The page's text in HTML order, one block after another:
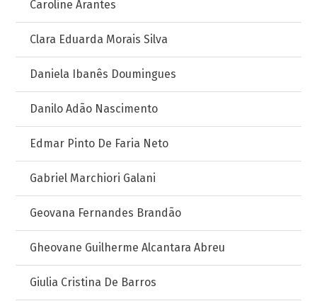
Caroline Arantes
Clara Eduarda Morais Silva
Daniela Ibanês Doumingues
Danilo Adão Nascimento
Edmar Pinto De Faria Neto
Gabriel Marchiori Galani
Geovana Fernandes Brandão
Gheovane Guilherme Alcantara Abreu
Giulia Cristina De Barros